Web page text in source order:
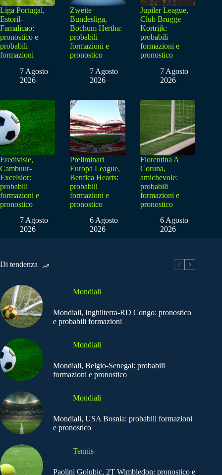
Liga Portugal,
Estoril-
Famalicao:
pronostico e
probabili
formazioni
7 Agosto
2026
Zweite
Bundesliga,
Bochum Hertha:
probabili
formazioni e
pronostico
7 Agosto
2026
Jupiler League,
Club Brugge
Kortrijk:
probabili
formazioni e
pronostico
7 Agosto
2026
Eredivisie,
Cambuur-
Excelsior:
probabili
formazioni e
pronostico
7 Agosto
2026
Preliminari
Europa League,
Benfica Hearts:
probabili
formazioni e
pronostico
6 Agosto
2026
Fiorentina A
Coruna,
amichevole:
probabili
formazioni e
pronostico
6 Agosto
2026
Di tendenza
Mondiali
Mondiali, Inghilterra-RD Congo: pronostico
e probabili formazioni
Mondiali
Mondiali, Belgio-Senegal: probabili
formazioni e pronostico
Mondiali
Mondiali, USA Bosnia: probabili formazioni
e pronostico
Tennis
Paolini Golubic, 2T Wimbledon: pronostico e